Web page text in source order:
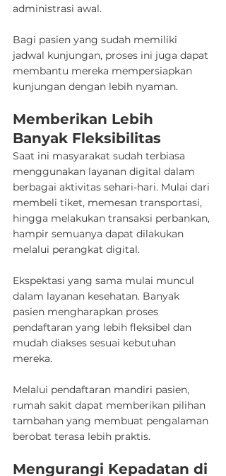
administrasi awal.
Bagi pasien yang sudah memiliki
jadwal kunjungan, proses ini juga dapat
membantu mereka mempersiapkan
kunjungan dengan lebih nyaman.
Memberikan Lebih
Banyak Fleksibilitas
Saat ini masyarakat sudah terbiasa
menggunakan layanan digital dalam
berbagai aktivitas sehari-hari. Mulai dari
membeli tiket, memesan transportasi,
hingga melakukan transaksi perbankan,
hampir semuanya dapat dilakukan
melalui perangkat digital.
Ekspektasi yang sama mulai muncul
dalam layanan kesehatan. Banyak
pasien mengharapkan proses
pendaftaran yang lebih fleksibel dan
mudah diakses sesuai kebutuhan
mereka.
Melalui pendaftaran mandiri pasien,
rumah sakit dapat memberikan pilihan
tambahan yang membuat pengalaman
berobat terasa lebih praktis.
Mengurangi Kepadatan di